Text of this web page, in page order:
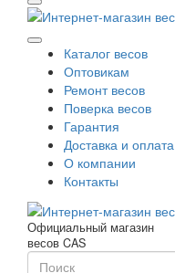
Каталог весов
Оптовикам
Ремонт весов
Поверка весов
Гарантия
Доставка и оплата
О компании
Контакты
Официальный магазин
весов CAS